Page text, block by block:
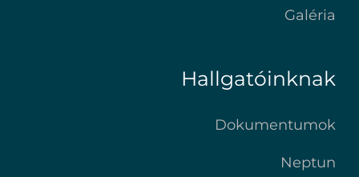
Galéria
Hallgatóinknak
Dokumentumok
Neptun